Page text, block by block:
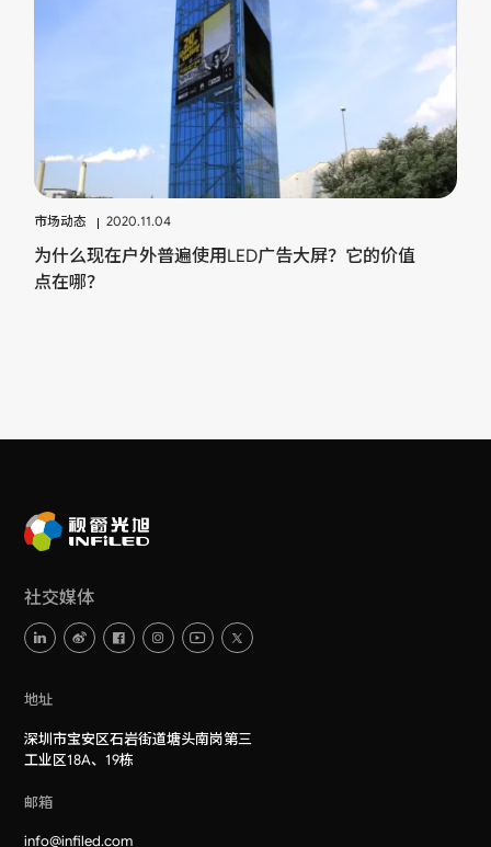
市场动态 2020.11.04
为什么现在户外普遍使用LED广告大屏？它的价值
点在哪？
社交媒体
地址
深圳市宝安区石岩街道塘头南岗第三
工业区18A、19栋
邮箱
info@infiled.com